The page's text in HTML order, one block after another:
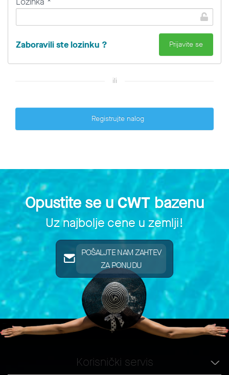
Zaboravili ste lozinku ?
ili
Registrujte nalog
Opustite se uCWT bazenu
Uz najbolje cene u zemlji!
POŠALJTE NAM ZAHTEV
ZA PONUDU
Korisnički servis